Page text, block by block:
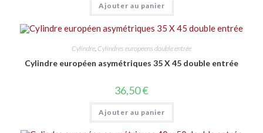
Ajouter au panier
Cylindre Cylindres européens double entrée
Cylindre européen asymétriques 35 X 45 double entrée
36,50€
Ajouter au panier